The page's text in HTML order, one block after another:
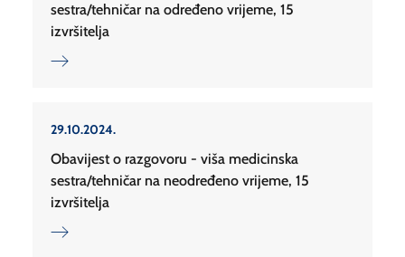
sestra/tehničar na određeno vrijeme, 15
izvršitelja
29.10.2024.
Obavijest o razgovoru - viša medicinska
sestra/tehničar na neodređeno vrijeme, 15
izvršitelja